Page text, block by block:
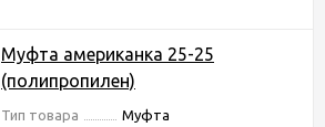
Муфта американка 25-25
(полипропилен)
Тип товара
Муфта